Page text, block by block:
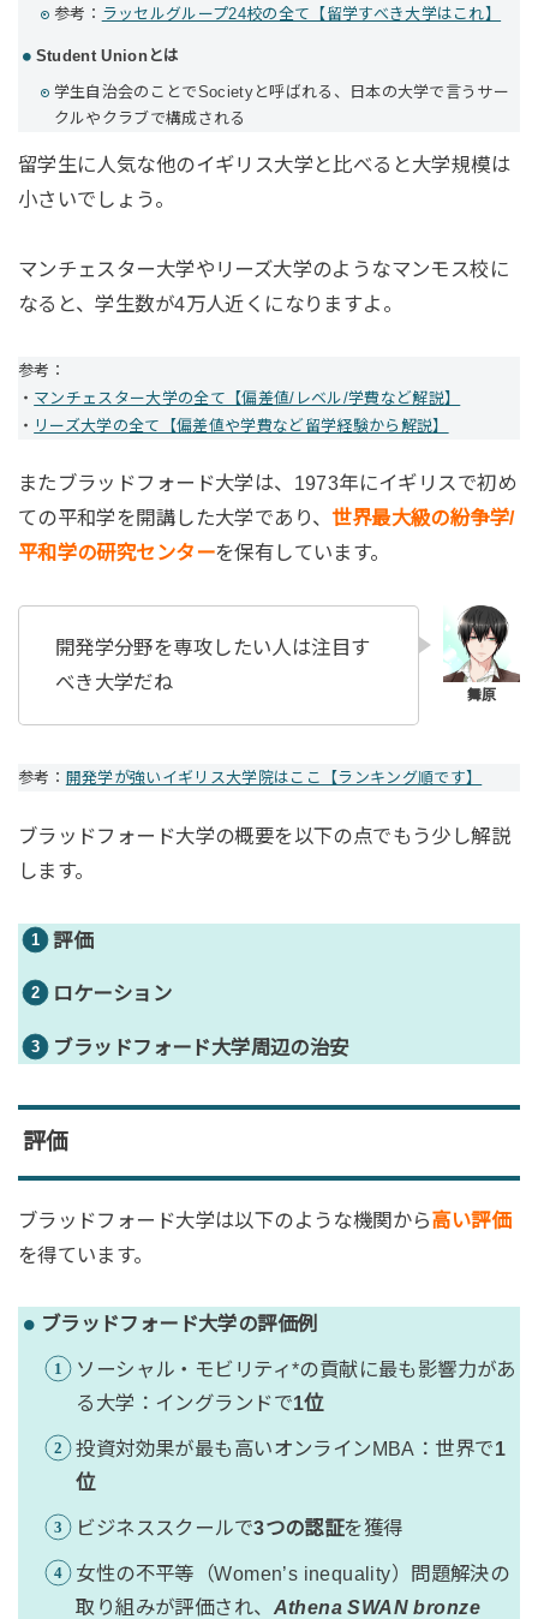
参考： ラッセルグループ24校の全て【留学すべき大学はこれ】
Student Unionとは
学生自治会のことでSocietyと呼ばれる、日本の大学で言うサー
クルやクラブで構成される
留学生に人気な他のイギリス大学と比べると大学規模は
小さいでしょう。
マンチェスター大学やリーズ大学のようなマンモス校に
なると、学生数が4万人近くになりますよ。
参考：
・ マンチェスター大学の全て【偏差値/レベル/学費など解説】
・ リーズ大学の全て【偏差値や学費など留学経験から解説】
またブラッドフォード大学は、1973年にイギリスで初め
ての平和学を開講した大学であり、世界最大級の紛争学/
平和学の研究センターを保有しています。
開発学分野を専攻したい人は注目す
べき大学だね
参考： 開発学が強いイギリス大学院はここ【ランキング順です】
ブラッドフォード大学の概要を以下の点でもう少し解説
します。
評価
ロケーション
ブラッドフォード大学周辺の治安
評価
ブラッドフォード大学は以下のような機関から高い評価
を得ています。
ブラッドフォード大学の評価例
ソーシャル・モビリティ*の貢献に最も影響力があ
る大学：イングランドで1位
投資対効果が最も高いオンラインMBA：世界で1
位
ビジネススクールで3つの認証を獲得
女性の不平等（Women’s inequality）問題解決の
取り組みが評価され、 Athena SWAN bronze